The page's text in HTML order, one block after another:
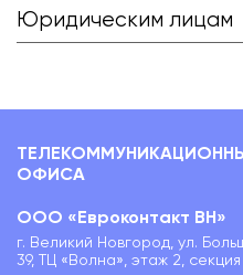
Юридическим лицам
ОФИСА
ООО «Евроконтакт ВН»
г. Великий Новгород, ул.
39, ТЦ «Волна», этаж 2,